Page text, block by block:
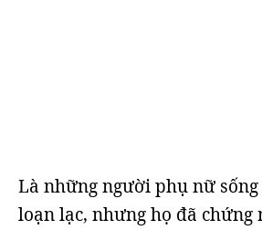
Là những người phụ nữ
loạn lạc, nhưng họ đã